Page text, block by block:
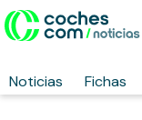
Noticias Fichas